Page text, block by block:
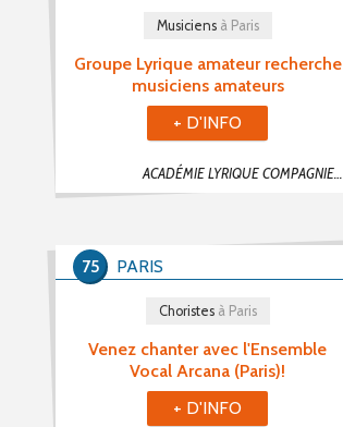
Groupe Lyrique amateur recherche
musiciens amateurs
ACADÉMIE LYRIQUE COMPAGNIE DE PARIS
Musiciensà Paris
+ D'INFO
Venez chanter avec l'Ensemble
Vocal Arcana (Paris)!
Choristesà Paris
PARIS
75
+ D'INFO